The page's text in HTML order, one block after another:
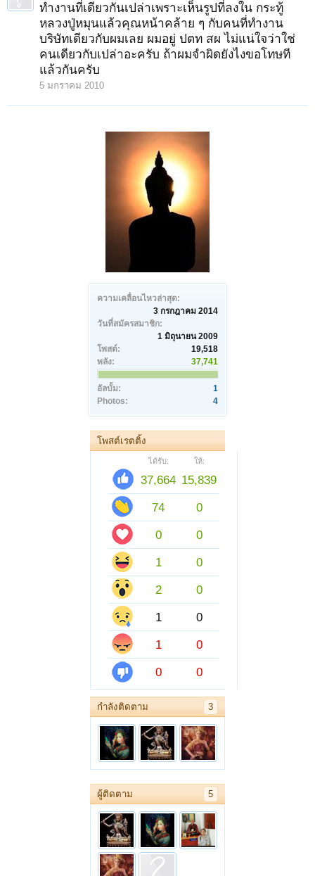
ความเคลื่อนไหวล่าสุด:
3 กรกฎาคม 2014
วันที่สมัครสมาชิก:
1 มิถุนายน 2009
โพสต์:
19,518
พลัง:
37,741
อัลบั้ม:
1
Photos:
4
โพสต์เรตติ้ง
ได้รับ: ให้:
37,664 15,839
74
0
0
0
1
0
2
0
1
0
1
0
0
0
กำลังติดตาม 3
ผู้ติดตาม 5
ทำงานที่เดียวกันเปล่าเพราะเห็นรูปที่ลงใน กระทู้
หลวงปู่หมุนแล้วคุณหน้าคล้าย ๆ กับคนที่ทำงาน
บริษัทเดียวกับผมเลย ผมอยู่ ปตท สผ ไม่แน่ใจว่าใช่
คนเดียวกับเปล่าอะครับ ถ้าผมจำผิดยังไงขอโทษที
แล้วกันครับ
5 มกราคม 2010